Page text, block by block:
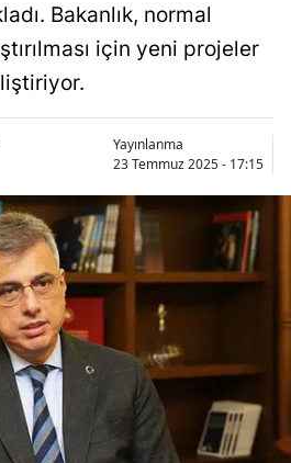
Bakanlık, normal
için yeni projeler
Yayınlanma
23 Temmuz 2025 - 17:15